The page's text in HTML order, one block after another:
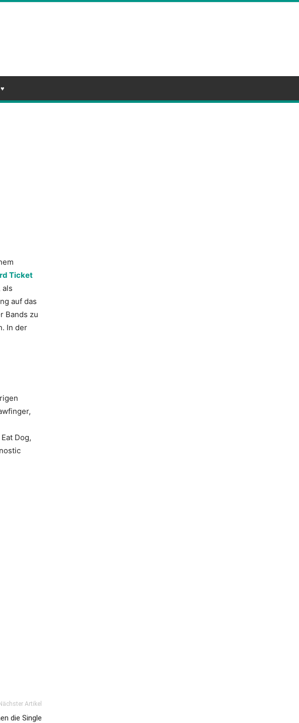
♥️
Ticket
als
auf das
Bands zu
In der
Dog,
Nächster Artikel
die Single